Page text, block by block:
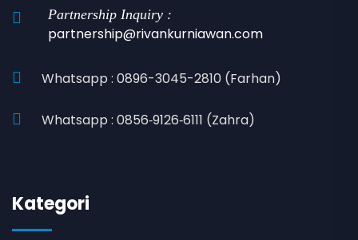
Partnership Inquiry :
partnership@rivankurniawan.com
Whatsapp : 0896-3045-2810 (Farhan)
Whatsapp : 0856‑9126‑6111 (Zahra)
Kategori